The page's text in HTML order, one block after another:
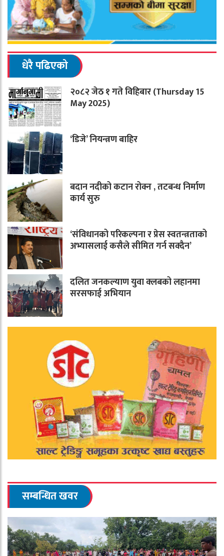
धेरै पढिएको
२०८२ जेठ १ गते विहिबार (Thursday 15
May 2025)
‘डिजे’ नियन्त्रण बाहिर
बदान नदीको कटान रोक्न , तटबन्ध निर्माण
कार्य सुरु
‘संविधानको परिकल्पना र प्रेस स्वतन्त्रताको
अभ्यासलाई कसैले सीमित गर्न सक्दैन’
दलित जनकल्याण युवा क्लबको लहानमा
सरसफाई अभियान
सम्बन्धित खवर